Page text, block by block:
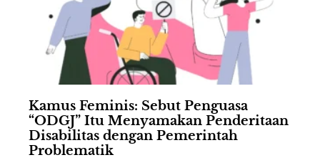
Kamus Feminis: Sebut Penguasa
“ODGJ” Itu Menyamakan Penderitaan
Disabilitas dengan Pemerintah
Problematik